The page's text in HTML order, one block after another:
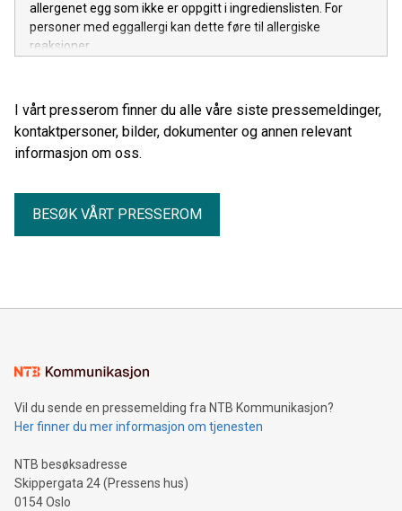
allergenet egg som ikke er oppgitt i ingredienslisten. For
personer med eggallergi kan dette føre til allergiske
reaksjoner.
I vårt presserom finner du alle våre siste pressemeldinger,
kontaktpersoner, bilder, dokumenter og annen relevant
informasjon om oss.
BESØK VÅRT PRESSEROM
Vil du sende en pressemelding fra NTB Kommunikasjon?
Her finner du mer informasjon om tjenesten
NTB besøksadresse
Skippergata 24 (Pressens hus)
0154 Oslo